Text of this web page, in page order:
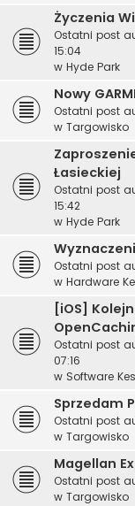
Życzenia
Ostatni post
15:04
w Hyde Park
Nowy
Ostatni post
w Targowisko
Łasieckiej
Ostatni post
15:42
w Hyde Park
Ostatni post
w Hardware
[iOS]
Ostatni post
07:16
w Software
Sprzedam
Ostatni post
w Targowisko
Magellan
Ostatni post
w Targowisko